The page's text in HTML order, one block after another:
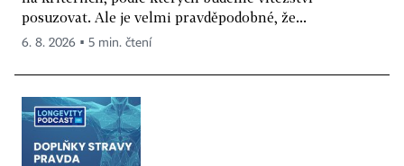
posuzovat. Ale je velmi pravděpodobné, že...
6. 8. 2026 ▪ 5 min. čtení